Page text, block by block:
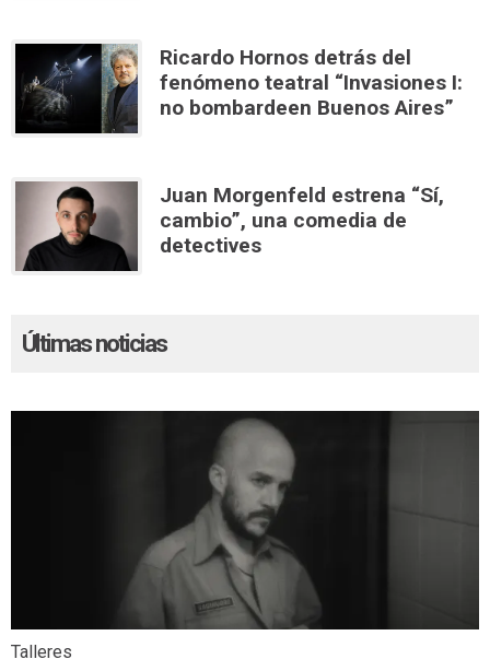
Ricardo Hornos detrás del
fenómeno teatral “Invasiones I:
no bombardeen Buenos Aires”
Juan Morgenfeld estrena “Sí,
cambio”, una comedia de
detectives
Últimas noticias
Talleres